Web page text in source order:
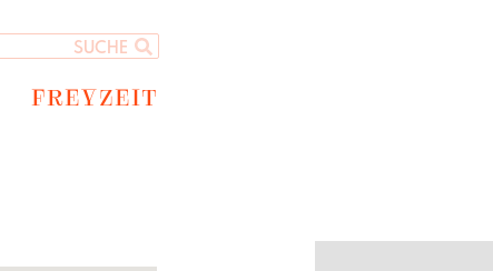
FREYZEIT